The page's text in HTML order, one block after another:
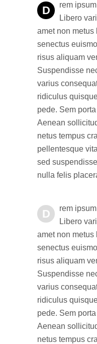
D
rem
Libero
amet non
senectus
risus aliquam
Suspendisse
varius
ridiculus
pede. Sem
Aenean
netus tempus
pellentesque
sed
nulla felis
D
rem
Libero
amet non
senectus
risus aliquam
Suspendisse
varius
ridiculus
pede. Sem
Aenean
netus tempus